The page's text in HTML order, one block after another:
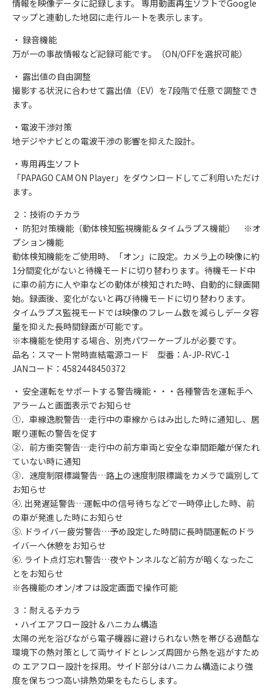
情報を映像データに記録します。 専用動画再生ソフトでGoogle
マップと連動した地図に走行ルートを表示します。
・ 録音機能
万が一の事故情報など記録可能です。（ON/OFFを選択可能）
・ 露出値の自由調整
撮影する状況に合わせて露出値（EV）を7段階で任意で調整でき
ます。
・電波干渉対策
地デジやナビとの電波干渉の影響を抑えた設計。
・専用再生ソフト
「PAPAGO CAM ON Player」をダウンロードしてご利用いただけ
ます。
２：技術のチカラ
・ 防犯対策機能（動体検知監視機能＆タイムラプス機能） ※オ
プション機能
動体検知機能をご使用時、「オン」に設定。カメラ上の映像に約
1分間変化がないと待機モードに切り替わります。待機モード中
に車の前方に人や車などの動体が検知された時、自動的に録画開
始。録画後、変化がないと再び待機モードに切り替わります。
タイムラプス監視モードでは映像のフレーム数を減らしデータ容
量を抑えた長時間録画が可能です。
※本機能を使用する場合、別売パワーケーブルが必要です。
品名：スマート常時直結電源コード 型番：A-JP-RVC-1
JANコード：4582448450372
・ 安全運転をサポートする警告機能・・・各種警告を運転手へ
アラームと画面表示でお知らせ
①．車線逸脱警告…走行中の車線からはみ出した時に通知し、居
眠り運転の警告を促す
②．前方衝突警告…走行中の前方車両と安全な車間距離が保たれ
ていない時に通知
③．速度制限標識警告…路上の速度制限標識をカメラで識別して
お知らせ
④. 出発遅延警告…運転中の信号待ちなどで一時停止した時、前
の車が発進した時にお知らせ
⑤. ドライバー疲労警告…予め設定した時間に長時間運転のドラ
イバーへ休憩をお知らせ
⑥. ライト点灯忘れ警告…夜やトンネルなど前方が暗くなったこ
とをお知らせ
※各機能のオン/オフは設定画面で操作可能
３：耐えるチカラ
・ハイエアフロー設計＆ハニカム構造
太陽の光を浴びながら電子機器に避けられない熱を帯びる過酷な
環境下の熱対策として両サイドとレンズ周囲から熱を逃がすため
の エアフロー設計を採用。サイド部分はハニカム構造により強
度を保ちつつ高い排熱効果をもたらします。